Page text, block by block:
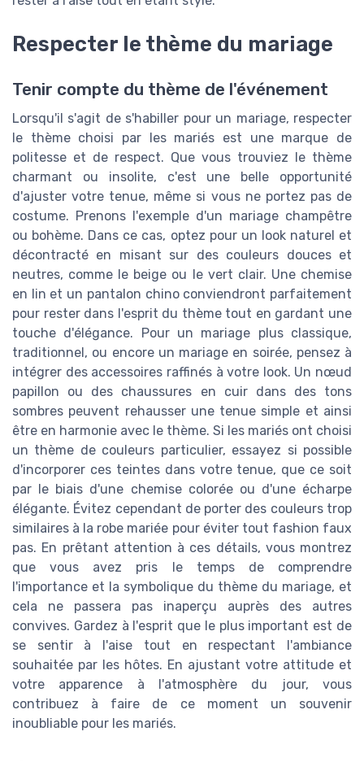
Respecter le thème du mariage
Tenir compte du thème de l'événement
Lorsqu'il s'agit de s'habiller pour un mariage, respecter
le thème choisi par les mariés est une marque de
politesse et de respect. Que vous trouviez le thème
charmant ou insolite, c'est une belle opportunité
d'ajuster votre tenue, même si vous ne portez pas de
costume. Prenons l'exemple d'un mariage champêtre
ou bohème. Dans ce cas, optez pour un look naturel et
décontracté en misant sur des couleurs douces et
neutres, comme le beige ou le vert clair. Une chemise
en lin et un pantalon chino conviendront parfaitement
pour rester dans l'esprit du thème tout en gardant une
touche d'élégance. Pour un mariage plus classique,
traditionnel, ou encore un mariage en soirée, pensez à
intégrer des accessoires raffinés à votre look. Un nœud
papillon ou des chaussures en cuir dans des tons
sombres peuvent rehausser une tenue simple et ainsi
être en harmonie avec le thème. Si les mariés ont choisi
un thème de couleurs particulier, essayez si possible
d'incorporer ces teintes dans votre tenue, que ce soit
par le biais d'une chemise colorée ou d'une écharpe
élégante. Évitez cependant de porter des couleurs trop
similaires à la robe mariée pour éviter tout fashion faux
pas. En prêtant attention à ces détails, vous montrez
que vous avez pris le temps de comprendre
l'importance et la symbolique du thème du mariage, et
cela ne passera pas inaperçu auprès des autres
convives. Gardez à l'esprit que le plus important est de
se sentir à l'aise tout en respectant l'ambiance
souhaitée par les hôtes. En ajustant votre attitude et
votre apparence à l'atmosphère du jour, vous
contribuez à faire de ce moment un souvenir
inoubliable pour les mariés.